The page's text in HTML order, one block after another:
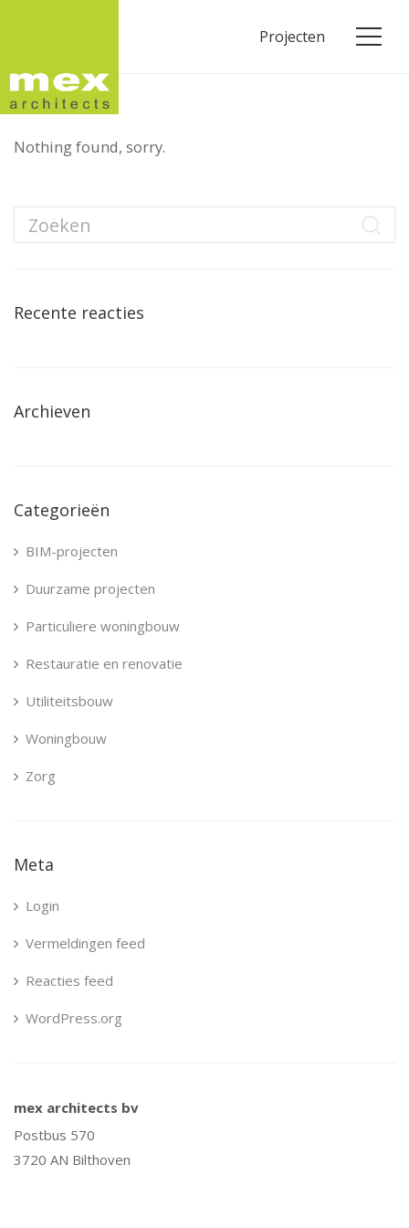
Projecten
Nothing found, sorry.
Recente reacties
Archieven
Categorieën
BIM-projecten
Duurzame projecten
Particuliere woningbouw
Restauratie en renovatie
Utiliteitsbouw
Woningbouw
Zorg
Meta
Login
Vermeldingen feed
Reacties feed
WordPress.org
mex architects bv
Postbus 570
3720 AN Bilthoven